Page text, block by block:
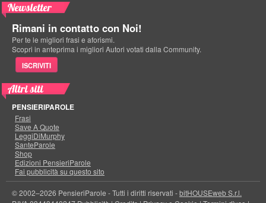
Newsletter
Rimani in contatto con Noi!
Per te le migliori frasi e aforismi.
Scopri in anteprima i migliori Autori votati dalla Community.
ISCRIVITI
Altri siti
PENSIERIPAROLE
Frasi
Save A Quote
LeggiDiMurphy
SanteParole
Shop
Edizioni PensieriParole
Fai pubblicità su questo sito
© 2002–2026 PensieriParole - Tutti i diritti riservati -bitHOUSEweb S.r.l.